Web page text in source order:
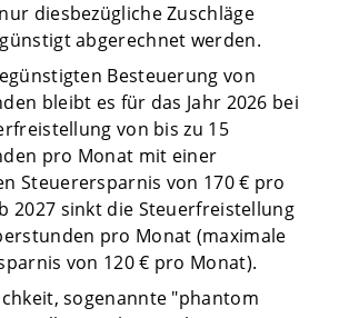
diesbezügliche Zuschläge
abgerechnet werden.
Besteuerung von
bleibt es für das Jahr 2026 bei
von bis zu 15
pro Monat mit einer
Steuerersparnis von 170 € pro
2027 sinkt die Steuerfreistellung
pro Monat (maximale
von 120 € pro Monat).
sogenannte "phantom